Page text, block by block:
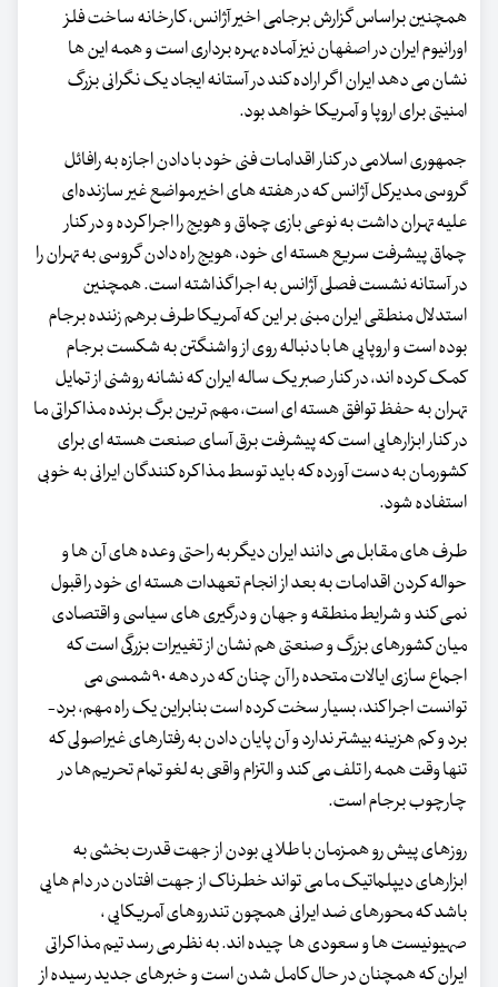
همچنین براساس گزارش برجامی اخیر آژانس، کارخانه ساخت فلز
اورانیوم ایران در اصفهان نیز آماده بهره برداری است و همه این ها
نشان می دهد ایران اگر اراده کند در آستانه ایجاد یک نگرانی بزرگ
امنیتی برای اروپا و آمریکا خواهد بود.
جمهوری اسلامی در کنار اقدامات فنی خود با دادن اجازه به رافائل
گروسی مدیرکل آژانس که در هفته های اخیر مواضع غیر سازنده‌ای
علیه تهران داشت به نوعی بازی چماق و هویج را اجرا کرده و در کنار
چماق پیشرفت سریع هسته ای خود، هویج راه دادن گروسی به تهران را
در آستانه نشست فصلی آژانس به اجرا گذاشته است. همچنین
استدلال منطقی ایران مبنی بر این که آمریکا طرف برهم زننده برجام
بوده است و اروپایی ها با دنباله روی از واشنگتن به شکست برجام
کمک کرده اند، در کنار صبر یک ساله ایران که نشانه روشنی از تمایل
تهران به حفظ توافق هسته ای است، مهم ترین برگ برنده مذاکراتی ما
در کنار ابزارهایی است که پیشرفت برق آسای صنعت هسته ای برای
کشورمان به دست آورده که باید توسط مذاکره کنندگان ایرانی به خوبی
استفاده شود.
طرف های مقابل می دانند ایران دیگر به راحتی وعده های آن ها و
حواله کردن اقدامات به بعد از انجام تعهدات هسته ای خود را قبول
نمی کند و شرایط منطقه و جهان و درگیری های سیاسی و اقتصادی
میان کشورهای بزرگ و صنعتی هم نشان از تغییرات بزرگی است که
اجماع سازی ایالات متحده را آن چنان که در دهه ۹۰شمسی می
توانست اجرا کند، بسیار سخت کرده است بنابراین یک راه مهم، برد-
برد و کم هزینه بیشتر ندارد و آن پایان دادن به رفتارهای غیراصولی که
تنها وقت همه را تلف می کند و التزام واقعی به لغو تمام تحریم‌ها در
چارچوب برجام است.
روزهای پیش رو همزمان با طلایی بودن از جهت قدرت بخشی به
ابزارهای دیپلماتیک ما می تواند خطرناک از جهت افتادن در دام هایی
باشد که محورهای ضد ایرانی همچون تندروهای آمریکایی ،
صهیونیست ها و سعودی ها چیده اند. به نظر می رسد تیم مذاکراتی
ایران که همچنان در حال کامل شدن است و خبرهای جدید رسیده از